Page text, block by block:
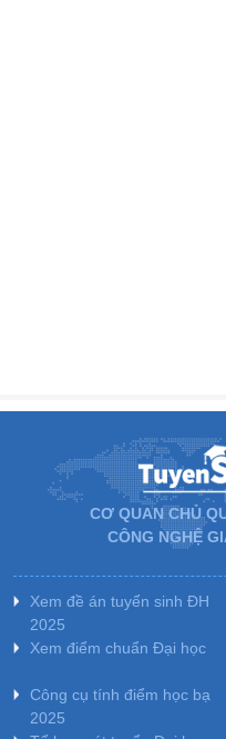
CƠ QUAN CHỦ
CÔNG NGHỆ
Xem đề án tuyển sinh ĐH
2025
Xem điểm chuẩn Đại học
Công cụ tính điểm học bạ
2025